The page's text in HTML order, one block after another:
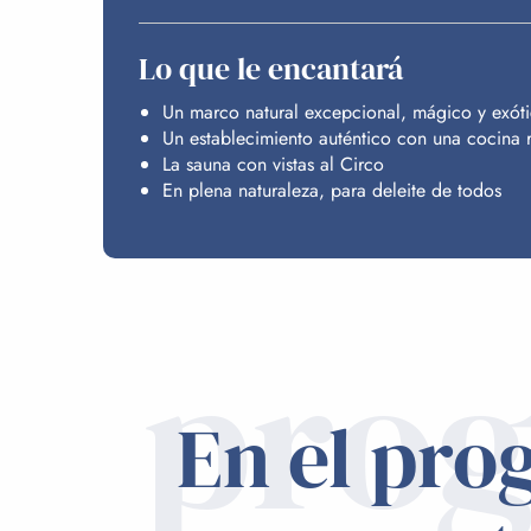
Lo que le encantará
Un marco natural excepcional, mágico y
Un establecimiento auténtico con una cocina
La sauna con vistas al Circo
En plena naturaleza, para deleite de todos
En el